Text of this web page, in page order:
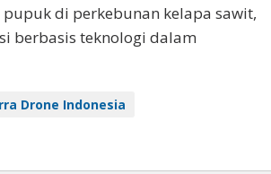
di perkebunan kelapa sawit,
berbasis teknologi dalam
Drone Indonesia